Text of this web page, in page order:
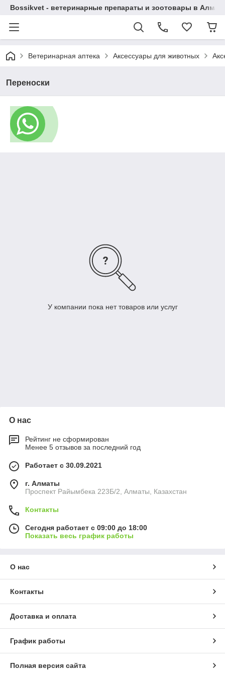
Bossikvet - ветеринарные препараты и зоотовары в
Ветеринарная аптека Аксессуары для животных
Переноски
У компании пока нет товаров или услуг
О нас
Рейтинг не сформирован
Менее 5 отзывов за последний год
Работает с 30.09.2021
г. Алматы
Проспект Райымбека 223Б/2, Алматы, Казахстан
Контакты
Сегодня работает с 09:00 до 18:00
Показать весь график работы
О нас
Контакты
Доставка и оплата
График работы
Полная версия сайта